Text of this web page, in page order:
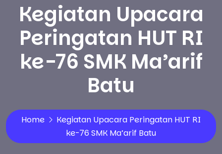
Kegiatan Upacara
Peringatan HUT RI
ke-76 SMK Ma’arif
Batu
Home
Kegiatan Upacara Peringatan HUT RI
ke-76 SMK Ma’arif Batu